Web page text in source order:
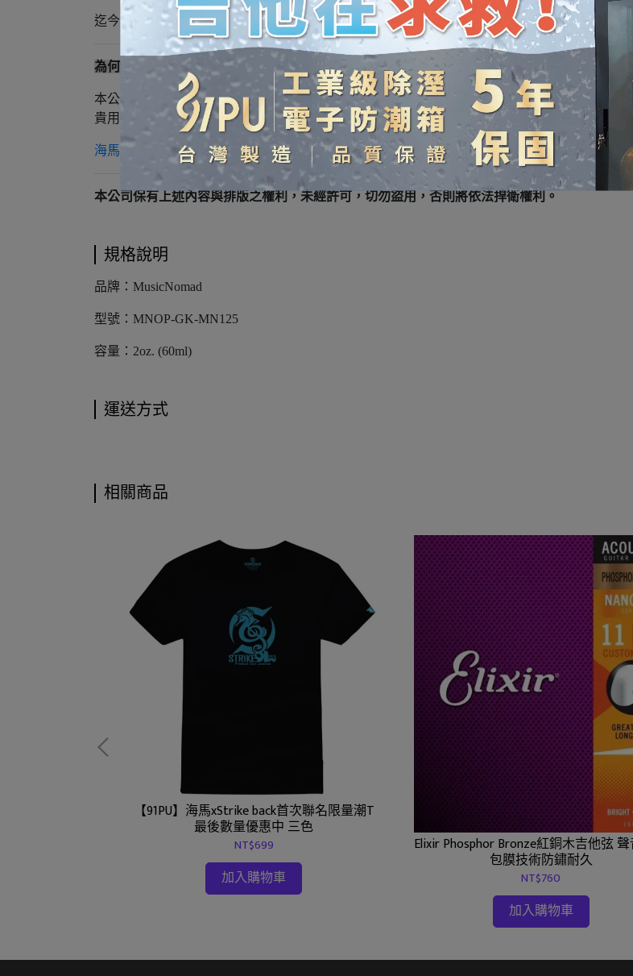
迄今，MusicNomad之事業版圖已遍及全球 40 多國並擁有逾 3,000 多間經銷夥伴，是首屈一指
為何您要在此選購商品？｜海馬安心專案
本公司為全球最具規模之智慧型樂譜平臺，並設有實體店面。商城販售之商品均以商譽擔保，
貴用戶毋須陷入在他站購買商品後，找不到窗口接洽售後服務之窘境。
海馬音樂退換貨及售後服務政策
本公司保有上述內容與排版之權利，未經許可，切勿盜用，否則將依法捍衛權利。
規格說明
品牌：MusicNomad
型號：MNOP-GK-MN125
容量：2oz. (60ml)
運送方式
相關商品
【91PU】海馬xStrike back首次聯名限量潮T
最後數量優惠中 三色
NT$699
加入購物車
Elixir Phosphor Bronze紅銅木吉他弦
包膜技術防鏽耐久
NT$760
加入購物車